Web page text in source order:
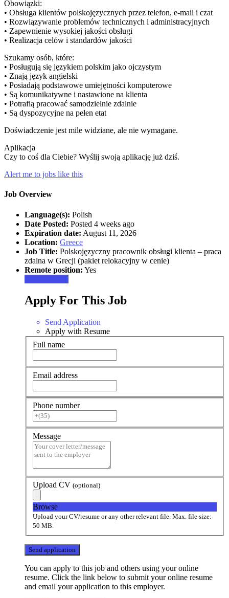
Obowiązki:
• Obsługa klientów polskojęzycznych przez telefon, e-mail i czat
• Rozwiązywanie problemów technicznych i administracyjnych
• Zapewnienie wysokiej jakości obsługi
• Realizacja celów i standardów jakości
Szukamy osób, które:
• Posługują się językiem polskim jako ojczystym
• Znają język angielski
• Posiadają podstawowe umiejętności komputerowe
• Są komunikatywne i nastawione na klienta
• Potrafią pracować samodzielnie zdalnie
• Są dyspozycyjne na pełen etat
Doświadczenie jest mile widziane, ale nie wymagane.
Aplikacja
Czy to coś dla Ciebie? Wyślij swoją aplikację już dziś.
Alert me to jobs like this
Job Overview
Language(s): Polish
Date Posted: Posted 4 weeks ago
Expiration date: August 11, 2026
Location: Greece
Job Title: Polskojęzyczny pracownik obsługi klienta – praca
zdalna w Grecji (pakiet relokacyjny w cenie)
Remote position: Yes
Apply For This Job
Send Application
Apply with Resume
Full name
Email address
Phone number
Message
Upload CV (optional)
Browse
Upload your CV/resume or any other relevant file. Max. file size:
50 MB.
You can apply to this job and others using your online
resume. Click the link below to submit your online resume
and email your application to this employer.